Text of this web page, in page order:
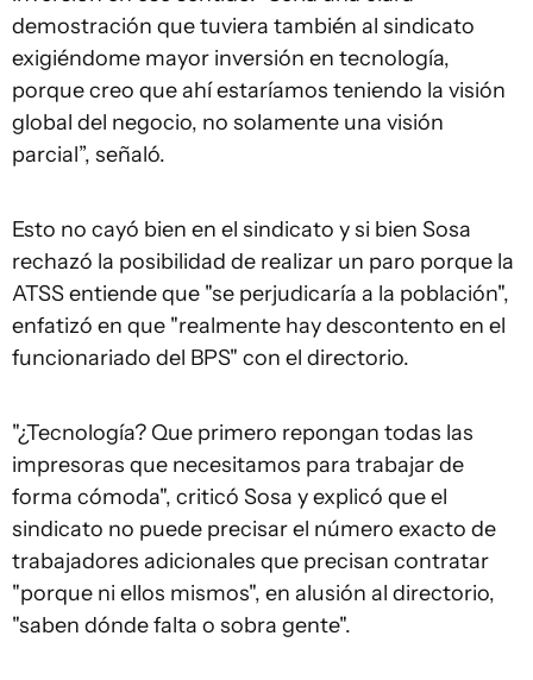
demostración que tuviera también al sindicato
exigiéndome mayor inversión en tecnología,
porque creo que ahí estaríamos teniendo la visión
global del negocio, no solamente una visión
parcial”, señaló.
Esto no cayó bien en el sindicato y si bien Sosa
rechazó la posibilidad de realizar un paro porque la
ATSS entiende que "se perjudicaría a la población",
enfatizó en que "realmente hay descontento en el
funcionariado del BPS" con el directorio.
"¿Tecnología? Que primero repongan todas las
impresoras que necesitamos para trabajar de
forma cómoda", criticó Sosa y explicó que el
sindicato no puede precisar el número exacto de
trabajadores adicionales que precisan contratar
"porque ni ellos mismos", en alusión al directorio,
"saben dónde falta o sobra gente".